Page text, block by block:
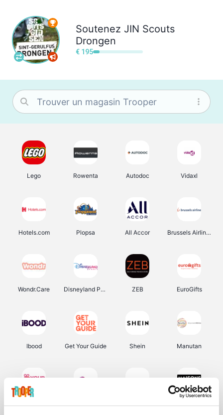
Soutenez JIN Scouts
Drongen
€ 195
Lego Rowenta Autodoc Vidaxl
Hotels.com Plopsa All Accor Brussels Airlines
Wondr.Care Disneyland Paris ZEB EuroGifts
Ibood Get Your Guide Shein Manutan